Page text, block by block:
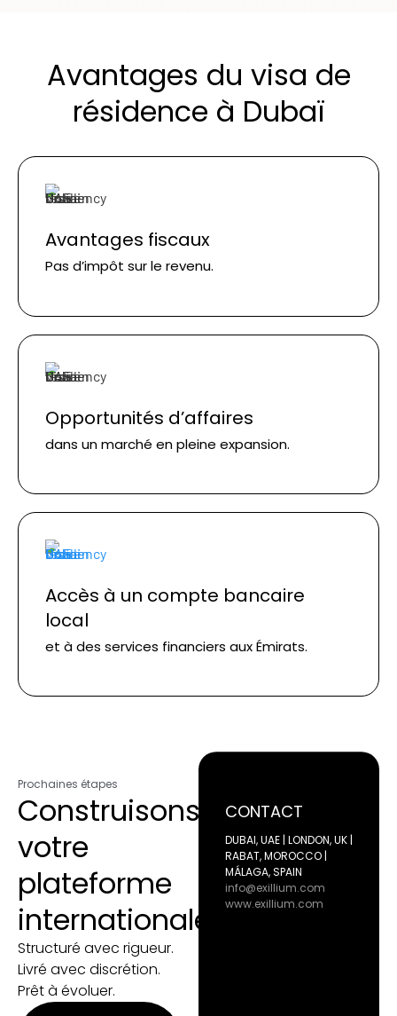
Avantages du visa de
résidence à Dubaï
Avantages fiscaux
Pas d’impôt sur le revenu.
Opportunités d’affaires
dans un marché en pleine expansion.
Accès à un compte bancaire
local
et à des services financiers aux Émirats.
Prochaines étapes
Construisons
votre
plateforme
internationale
Structuré avec rigueur.
Livré avec discrétion.
Prêt à évoluer.
CONTACT
DUBAI, UAE | LONDON, UK |
RABAT, MOROCCO |
MÁLAGA, SPAIN
info@exillium.com
www.exillium.com